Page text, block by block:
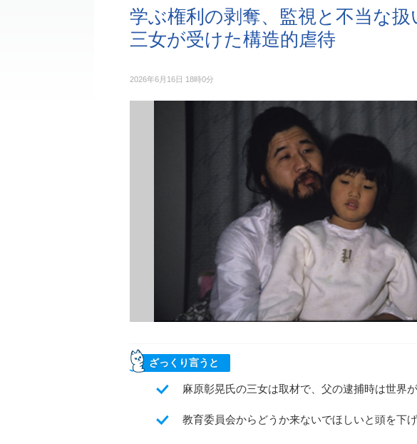
学ぶ権利の剥奪、監視と不当な
三女が受けた構造的虐待
2026年6月16日 18時0分
ざっくり言うと
麻原彰晃氏の三女は取材で、父の逮捕時は世界
教育委員会からどうか来ないでほしいと頭を下